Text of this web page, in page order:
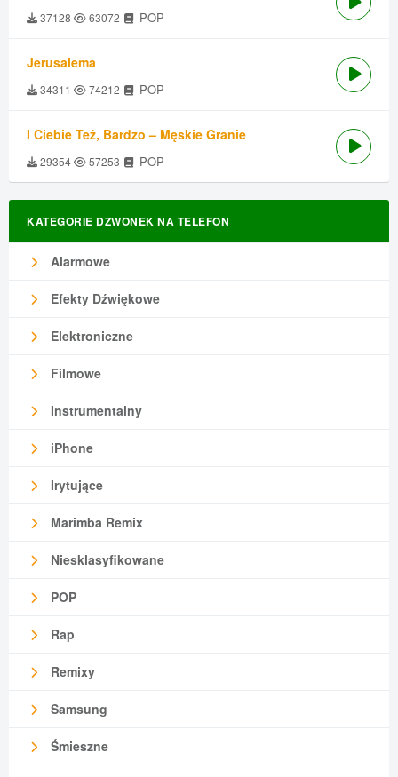
37128 63072 POP
Jerusalema
34311 74212 POP
I Ciebie Też, Bardzo – Męskie Granie
29354 57253 POP
KATEGORIE DZWONEK NA TELEFON
Alarmowe
Efekty Dźwiękowe
Elektroniczne
Filmowe
Instrumentalny
iPhone
Irytujące
Marimba Remix
Niesklasyfikowane
POP
Rap
Remixy
Samsung
Śmieszne